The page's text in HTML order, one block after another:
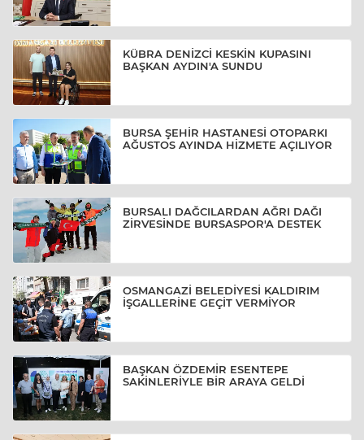
KÜBRA DENİZCİ KESKİN KUPASINI
BAŞKAN AYDIN'A SUNDU
BURSA ŞEHİR HASTANESİ OTOPARKI
AĞUSTOS AYINDA HİZMETE AÇILIYOR
BURSALI DAĞCILARDAN AĞRI DAĞI
ZİRVESİNDE BURSASPOR'A DESTEK
OSMANGAZİ BELEDİYESİ KALDIRIM
İŞGALLERİNE GEÇİT VERMİYOR
BAŞKAN ÖZDEMİR ESENTEPE
SAKİNLERİYLE BİR ARAYA GELDİ